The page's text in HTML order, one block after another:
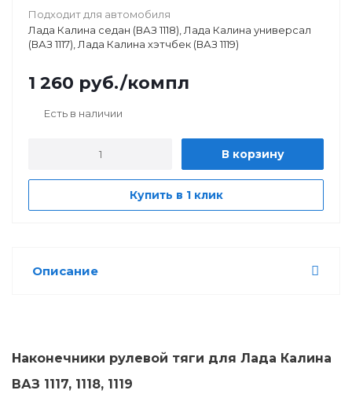
Подходит для автомобиля
Лада Калина седан (ВАЗ 1118), Лада Калина универсал
(ВАЗ 1117), Лада Калина хэтчбек (ВАЗ 1119)
1 260 руб./компл
Есть в наличии
В корзину
Купить в 1 клик
Описание
Наконечники рулевой тяги для Лада Калина
ВАЗ 1117, 1118, 1119